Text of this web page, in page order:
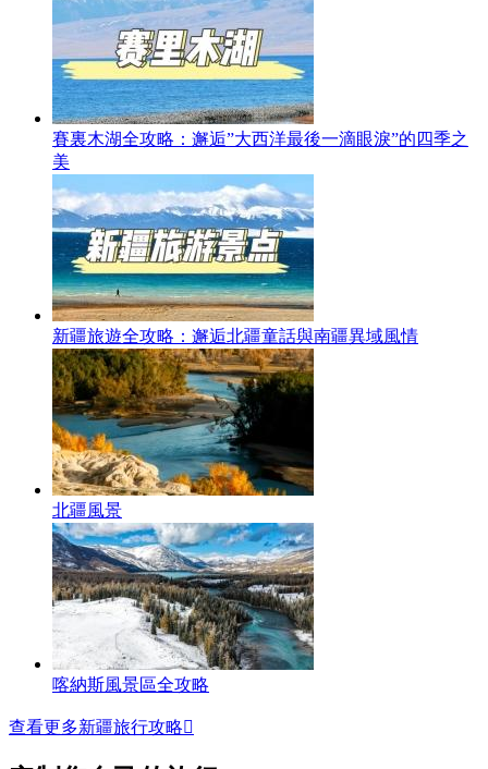
賽裏木湖全攻略：邂逅”大西洋最後一滴眼淚”的四季之
美
新疆旅遊全攻略：邂逅北疆童話與南疆異域風情
北疆風景
喀納斯風景區全攻略
查看更多新疆旅行攻略